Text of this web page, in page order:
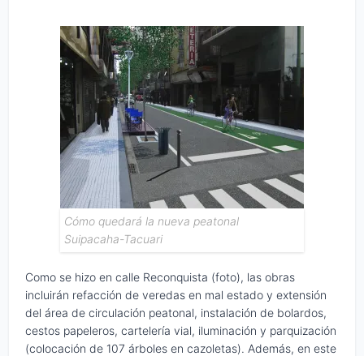
Cómo quedará la nueva peatonal
Suipacaha-Tacuari
Como se hizo en calle Reconquista (foto), las obras
incluirán refacción de veredas en mal estado y extensión
del área de circulación peatonal, instalación de bolardos,
cestos papeleros, cartelería vial, iluminación y parquización
(colocación de 107 árboles en cazoletas). Además, en este